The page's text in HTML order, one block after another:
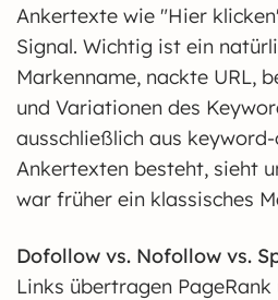
Ankertexte wie "Hier
Signal. Wichtig ist ein
Markenname, nackte URL,
und Variationen des
ausschließlich aus
Ankertexten besteht, sieht
war früher ein klassisches
Dofollow vs. Nofollow vs.
Links übertragen